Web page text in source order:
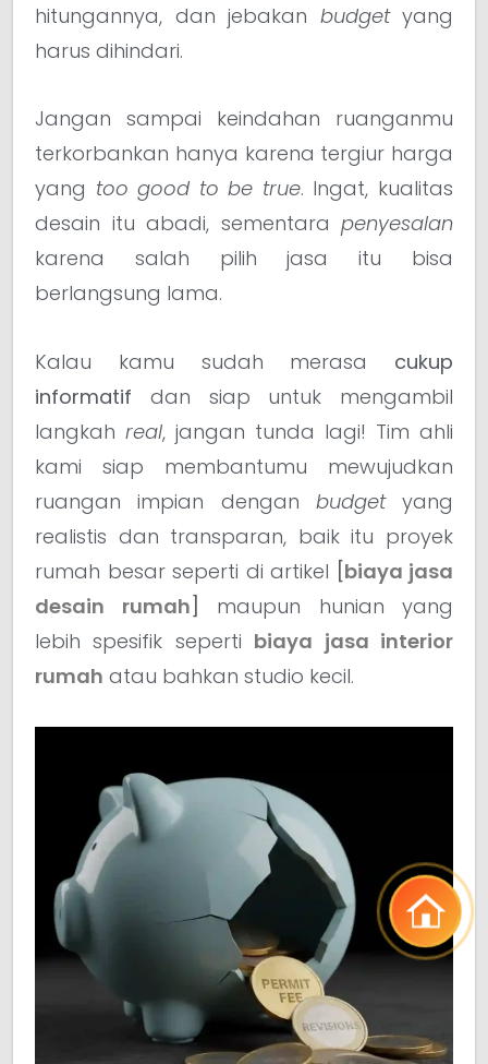
hitungannya, dan jebakan budgetyang
harus dihindari.
Jangan sampai keindahan ruanganmu
terkorbankan hanya karena tergiur harga
yang too good to be true. Ingat, kualitas
desain itu abadi, sementara penyesalan
karena salah pilih jasa itu bisa
berlangsung lama.
Kalau kamu sudah merasa cukup
informatif dan siap untuk mengambil
langkah real, jangan tunda lagi! Tim ahli
kami siap membantumu mewujudkan
ruangan impian dengan budgetyang
realistis dan transparan, baik itu proyek
rumah besar seperti di artikel [biaya jasa
desain rumah]
maupun hunian yang
lebih spesifik seperti biaya jasa interior
rumah atau bahkan studio kecil.